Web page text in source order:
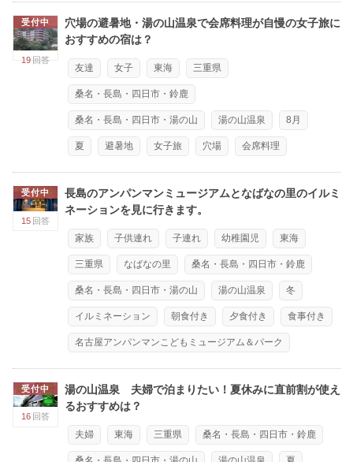
受付中
19 回答
穴場の避暑地・湯の山温泉で会席料理が自慢の女子旅に
おすすめの宿は？
友達 女子 東海 三重県
桑名・長島・四日市・鈴鹿
桑名・長島・四日市・湯の山 湯の山温泉 8月
夏 避暑地 女子旅 穴場 会席料理
受付中
15 回答
長島のアンパンマンミュージアムとなばなの里のイルミ
ネーションを見に行きます。
家族 子供連れ 子連れ 幼稚園児 東海
三重県 なばなの里 桑名・長島・四日市・鈴鹿
桑名・長島・四日市・湯の山 湯の山温泉 冬
イルミネーション 朝食付き 夕食付き 食事付き
名古屋アンパンマンこどもミュージアム＆パーク
受付中
16 回答
湯の山温泉 夫婦で泊まりたい！夏休みに直前割が使え
るおすすめは？
夫婦 東海 三重県 桑名・長島・四日市・鈴鹿